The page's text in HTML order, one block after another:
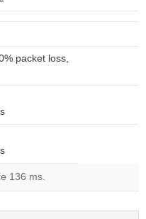
packet loss,
136 ms.